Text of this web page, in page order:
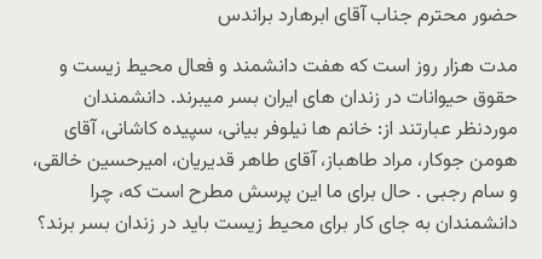
حضور محترم جناب آقای ابرهارد براندس
مدت هزار روز است که هفت دانشمند و فعال محیط زیست و
حقوق حیوانات در زندان های ایران بسر میبرند. دانشمندان
موردنظر عبارتند از: خانم ها نیلوفر بیانی، سپیده کاشانی، آقای
هومن جوکار، مراد طاهباز، آقای طاهر قدیریان، امیرحسین خالقی،
و سام رجبی . حال برای ما این پرسش مطرح است که، چرا
دانشمندان به جای کار برای محیط زیست باید در زندان بسر برند؟